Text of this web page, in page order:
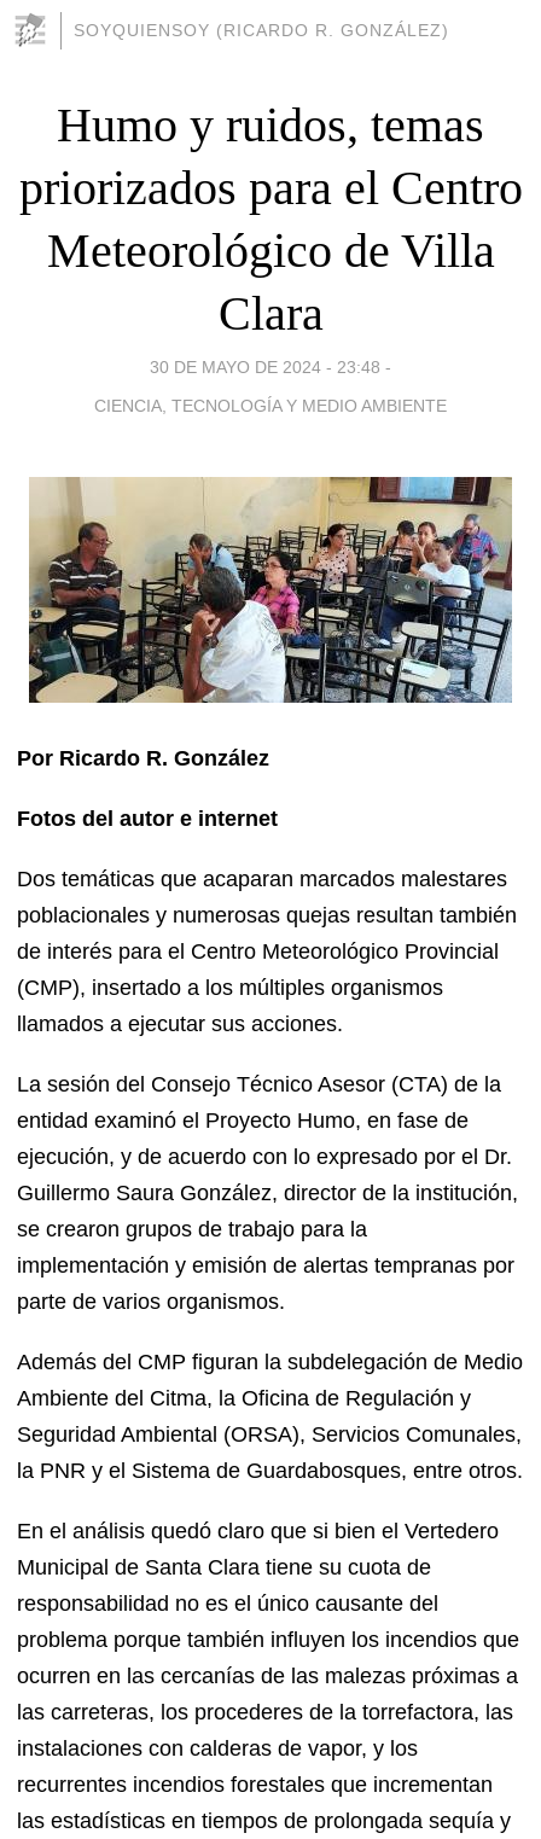
SOYQUIENSOY (RICARDO R. GONZÁLEZ)
Humo y ruidos, temas
priorizados para el Centro
Meteorológico de Villa
Clara
30 DE MAYO DE 2024 - 23:48 -
CIENCIA, TECNOLOGÍA Y MEDIO AMBIENTE
Por Ricardo R. González
Fotos del autor e internet
Dos temáticas que acaparan marcados malestares
poblacionales y numerosas quejas resultan también
de interés para el Centro Meteorológico Provincial
(CMP), insertado a los múltiples organismos
llamados a ejecutar sus acciones.
La sesión del Consejo Técnico Asesor (CTA) de la
entidad examinó el Proyecto Humo, en fase de
ejecución, y de acuerdo con lo expresado por el Dr.
Guillermo Saura González, director de la institución,
se crearon grupos de trabajo para la
implementación y emisión de alertas tempranas por
parte de varios organismos.
Además del CMP figuran la subdelegación de Medio
Ambiente del Citma, la Oficina de Regulación y
Seguridad Ambiental (ORSA), Servicios Comunales,
la PNR y el Sistema de Guardabosques, entre otros.
En el análisis quedó claro que si bien el Vertedero
Municipal de Santa Clara tiene su cuota de
responsabilidad no es el único causante del
problema porque también influyen los incendios que
ocurren en las cercanías de las malezas próximas a
las carreteras, los procederes de la torrefactora, las
instalaciones con calderas de vapor, y los
recurrentes incendios forestales que incrementan
las estadísticas en tiempos de prolongada sequía y